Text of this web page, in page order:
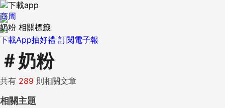
下載App抽好禮 訂閱電子報
商周
奶粉 相關標籤
＃奶粉
共有 289 則相關文章
相關主題